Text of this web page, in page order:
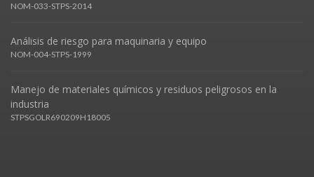
NOM-033-STPS-2014
Análisis de riesgo para maquinaria y equipo
NOM-004-STPS-1999
Manejo de materiales químicos y residuos peligrosos en la
industria
STPSGOLR690209H18005